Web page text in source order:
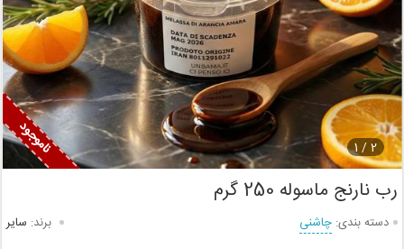
2 /
1
رب نارنج ماسوله 250 گرم
دسته بندی: چاشنی برند: سایر